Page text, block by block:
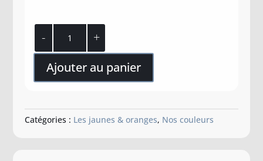
Terre
cuite
Ajouter au panier
Catégories : Les jaunes & oranges, Nos couleurs